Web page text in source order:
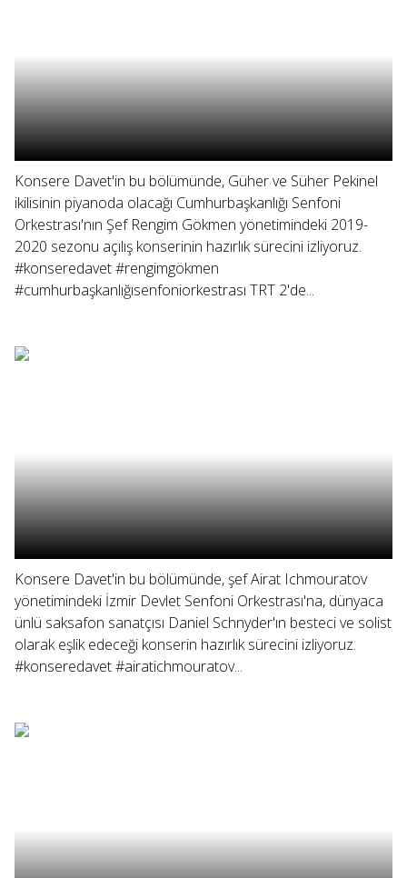
Konsere Davet'in bu bölümünde, Güher ve Süher Pekinel
ikilisinin piyanoda olacağı Cumhurbaşkanlığı Senfoni
Orkestrası'nın Şef Rengim Gökmen yönetimindeki 2019-
2020 sezonu açılış konserinin hazırlık sürecini izliyoruz.
#konseredavet #rengimgökmen
#cumhurbaşkanlığısenfoniorkestrası TRT 2'de...
Konsere Davet'in bu bölümünde, şef Airat Ichmouratov
yönetimindeki İzmir Devlet Senfoni Orkestrası'na, dünyaca
ünlü saksafon sanatçısı Daniel Schnyder'ın besteci ve solist
olarak eşlik edeceği konserin hazırlık sürecini izliyoruz.
#konseredavet #airatichmouratov...